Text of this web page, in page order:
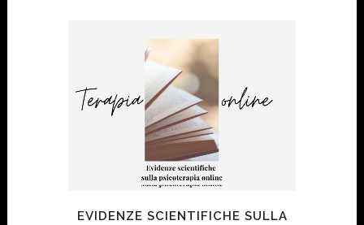
EVIDENZE SCIENTIFICHE SULLA